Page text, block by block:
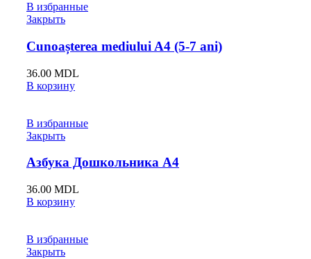
В избранные
Закрыть
Cunoașterea mediului A4 (5-7 ani)
36.00 MDL
В корзину
В избранные
Закрыть
Азбука Дошкольника A4
36.00 MDL
В корзину
В избранные
Закрыть